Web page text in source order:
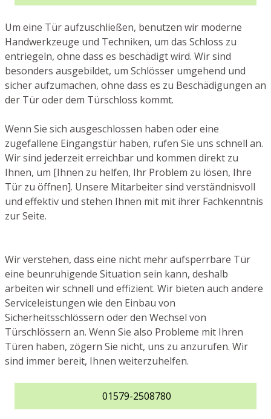
Um eine Tür aufzuschließen, benutzen wir moderne
Handwerkzeuge und Techniken, um das Schloss zu
entriegeln, ohne dass es beschädigt wird. Wir sind
besonders ausgebildet, um Schlösser umgehend und
sicher aufzumachen, ohne dass es zu Beschädigungen an
der Tür oder dem Türschloss kommt.
Wenn Sie sich ausgeschlossen haben oder eine
zugefallene Eingangstür haben, rufen Sie uns schnell an.
Wir sind jederzeit erreichbar und kommen direkt zu
Ihnen, um [Ihnen zu helfen, Ihr Problem zu lösen, Ihre
Tür zu öffnen]. Unsere Mitarbeiter sind verständnisvoll
und effektiv und stehen Ihnen mit mit ihrer Fachkenntnis
zur Seite.
Wir verstehen, dass eine nicht mehr aufsperrbare Tür
eine beunruhigende Situation sein kann, deshalb
arbeiten wir schnell und effizient. Wir bieten auch andere
Serviceleistungen wie den Einbau von
Sicherheitsschlössern oder den Wechsel von
Türschlössern an. Wenn Sie also Probleme mit Ihren
Türen haben, zögern Sie nicht, uns zu anzurufen. Wir
sind immer bereit, Ihnen weiterzuhelfen.
01579-2508780